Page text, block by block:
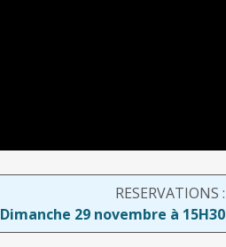
RESERVATIONS :
Dimanche 29 novembre à 15H30